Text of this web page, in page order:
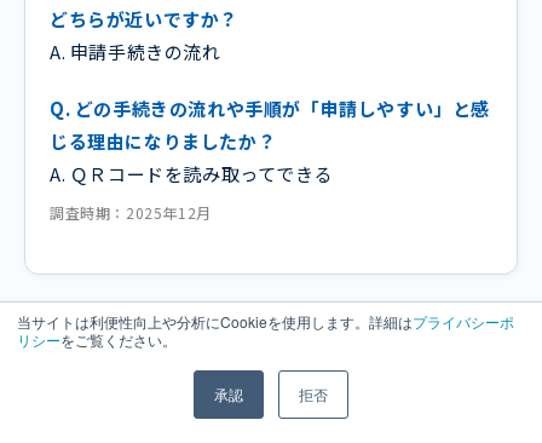
当サイトは利便性向上や分析にCookieを使用します。詳細はプライバシーポ
リシーをご覧ください。
承認 拒否
どちらが近いですか？
A. 申請手続きの流れ
Q. どの手続きの流れや手順が「申請しやすい」と感
じる理由になりましたか？
A. ＱＲコードを読み取ってできる
調査時期：2025年12月
女性 / 千葉県 / 25歳